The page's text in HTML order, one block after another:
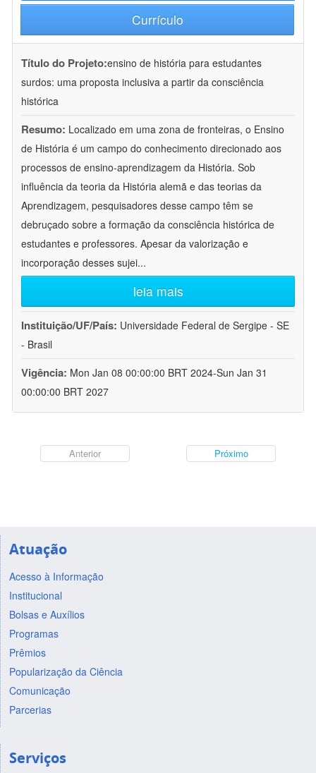
Currículo
Título do Projeto:ensino de história para estudantes
surdos: uma proposta inclusiva a partir da consciência
histórica
Resumo: Localizado em uma zona de fronteiras, o Ensino
de História é um campo do conhecimento direcionado aos
processos de ensino-aprendizagem da História. Sob
influência da teoria da História alemã e das teorias da
Aprendizagem, pesquisadores desse campo têm se
debruçado sobre a formação da consciência histórica de
estudantes e professores. Apesar da valorização e
incorporação desses sujei...
leia mais
Instituição/UF/País: Universidade Federal de Sergipe - SE
- Brasil
Vigência: Mon Jan 08 00:00:00 BRT 2024-Sun Jan 31
00:00:00 BRT 2027
Anterior Próximo
Atuação
Acesso à Informação
Institucional
Bolsas e Auxílios
Programas
Prêmios
Popularização da Ciência
Comunicação
Parcerias
Serviços